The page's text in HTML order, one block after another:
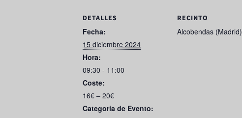
e
b
o
o
k
o
n
DETALLES
Fecha:
15 diciembre 2024
Hora:
09:30 - 11:00
Coste:
16€ – 20€
Categoría de Evento:
RECINTO
Alcobendas (Madrid)